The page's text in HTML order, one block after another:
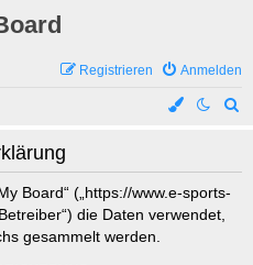
Anmelden
Registrieren
Board“ („https://www.e-sports-
die Daten verwendet,
gesammelt werden.